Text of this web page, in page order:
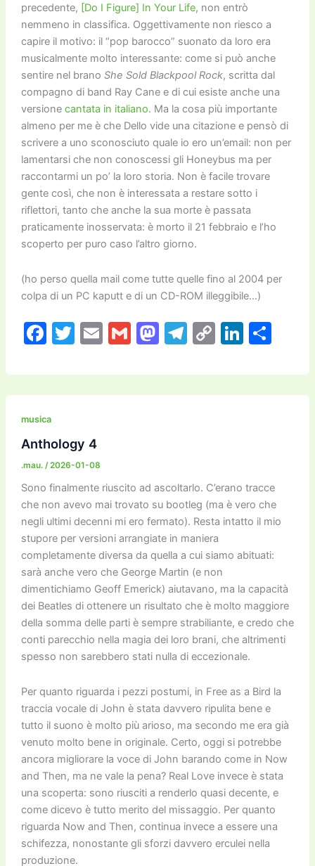
precedente, [Do I Figure] In Your Life, non entrò
nemmeno in classifica. Oggettivamente non riesco a
capire il motivo: il “pop barocco” suonato da loro era
musicalmente molto interessante: come si può anche
sentire nel brano She Sold Blackpool Rock, scritta dal
compagno di band Ray Cane e di cui esiste anche una
versione cantata in italiano. Ma la cosa più importante
almeno per me è che Dello vide una citazione e pensò di
scrivere a uno sconosciuto quale io ero un’email: non per
lamentarsi che non conoscessi gli Honeybus ma per
raccontarmi un po’ la loro storia. Non è facile trovare
gente così, che non è interessata a restare sotto i
riflettori, tanto che anche la sua morte è passata
praticamente inosservata: è morto il 21 febbraio e l’ho
scoperto per puro caso l’altro giorno.
(ho perso quella mail come tutte quelle fino al 2004 per
colpa di un PC kaputt e di un CD-ROM illeggibile…)
F
c
e
b
o
o
k
T
itt
er
E
ai
l
G
ai
l
M
st
o
T
e
gr
C
p
y
Li
k
e
C
n
di
musica
Anthology 4
.mau. /2026-01-08
Sono finalmente riuscito ad ascoltarlo. C’erano tracce
che non avevo mai trovato su bootleg (ma è vero che
negli ultimi decenni mi ero fermato). Resta intatto il mio
stupore per versioni arrangiate in maniera
completamente diversa da quella a cui siamo abituati:
sarà anche vero che George Martin (e non
dimentichiamo Geoff Emerick) aiutavano, ma la capacità
dei Beatles di ottenere un risultato che è molto maggiore
della somma delle parti è sempre strabiliante, e credo che
conti parecchio nella magia dei loro brani, che altrimenti
spesso non sarebbero stati nulla di eccezionale.
Per quanto riguarda i pezzi postumi, in Free as a Bird la
traccia vocale di John è stata davvero ripulita bene e
tutto il suono è molto più arioso, ma secondo me era già
venuto molto bene in originale. Certo, oggi si potrebbe
ancora migliorare la voce di John barando come in Now
and Then, ma ne vale la pena? Real Love invece è stata
una scoperta: sono riusciti a renderlo quasi decente, e
come dicevo è tutto merito del missaggio. Per quanto
riguarda Now and Then, continua invece a essere una
schifezza, nonostante gli sforzi davvero erculei nella
produzione.